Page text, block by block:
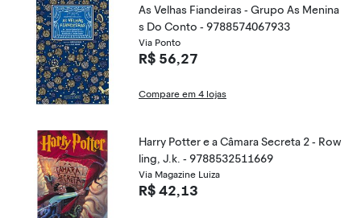
As Velhas Fiandeiras - Grupo As Menina
s Do Conto - 9788574067933
Via Ponto
R$ 56,27
Compare em 4 lojas
Harry Potter e a Câmara Secreta 2 - Row
ling, J.k. - 9788532511669
Via Magazine Luiza
R$ 42,13